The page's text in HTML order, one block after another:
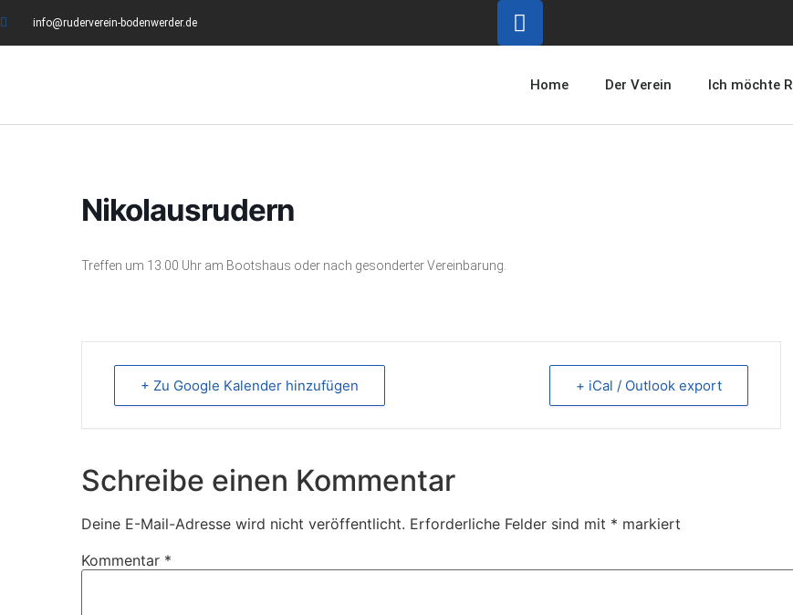
info@ruderverein-bodenwerder.de
Home Der Verein Ich möchte
Nikolausrudern
Treffen um 13.00 Uhr am Bootshaus oder nach gesonderter Vereinbarung.
+ Zu Google Kalender hinzufügen + iCal / Outlook export
Schreibe einen Kommentar
Deine E-Mail-Adresse wird nicht veröffentlicht. Erforderliche Felder sind mit * markiert
Kommentar *